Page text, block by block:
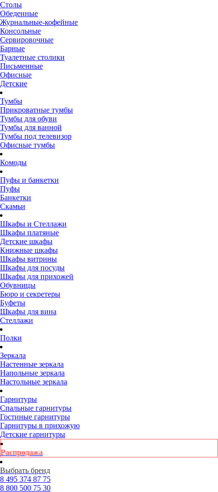
Столы
Обеденные
Журнальные-кофейные
Консольные
Сервировочные
Барные
Туалетные столики
Письменные
Офисные
Детские
Тумбы
Прикроватные тумбы
Тумбы для обуви
Тумбы для ванной
Тумбы под телевизор
Офисные тумбы
Комоды
Пуфы и банкетки
Пуфы
Банкетки
Скамьи
Шкафы и Стеллажи
Шкафы платяные
Детские шкафы
Книжные шкафы
Шкафы витрины
Шкафы для посуды
Шкафы для прихожей
Обувницы
Бюро и секретеры
Буфеты
Шкафы для вина
Стеллажи
Полки
Зеркала
Настенные зеркала
Напольные зеркала
Настольные зеркала
Гарнитуры
Спальные гарнитуры
Гостиные гарнитуры
Гарнитуры в прихожую
Детские гарнитуры
Распродажа
Выбрать бренд
8 495 374 87 75
8 800 500 75 30